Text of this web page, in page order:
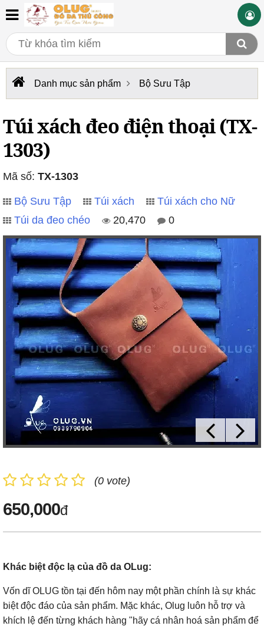
Danh mục sản phẩm Bộ Sưu Tập
Túi xách đeo điện thoại (TX-
1303)
Mã số: TX-1303
Bộ Sưu Tập Túi xách
Túi xách cho Nữ
Túi da đeo chéo
20,470 0
(0 vote)
650,000đ
Khác biệt độc lạ của đồ da OLug:
Vốn dĩ OLUG tồn tại đến hôm nay một phần chính là sự khác
biệt độc đáo của sản phẩm. Mặc khác, Olug luôn hỗ trợ và
khích lệ đến từng khách hàng "hãy cá nhân hoá sản phẩm để